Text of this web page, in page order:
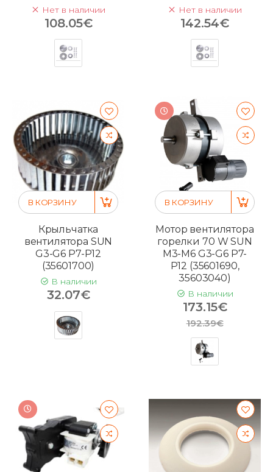
Нет в наличии
108.05€
Нет в наличии
142.54€
В КОРЗИНУ
Крыльчатка
вентилятора SUN
G3-G6 P7-P12
(35601700)
В наличии
32.07€
В КОРЗИНУ
Мотор вентилятора
горелки 70 W SUN
M3-M6 G3-G6 P7-
P12 (35601690,
35603040)
В наличии
173.15€
192.39€